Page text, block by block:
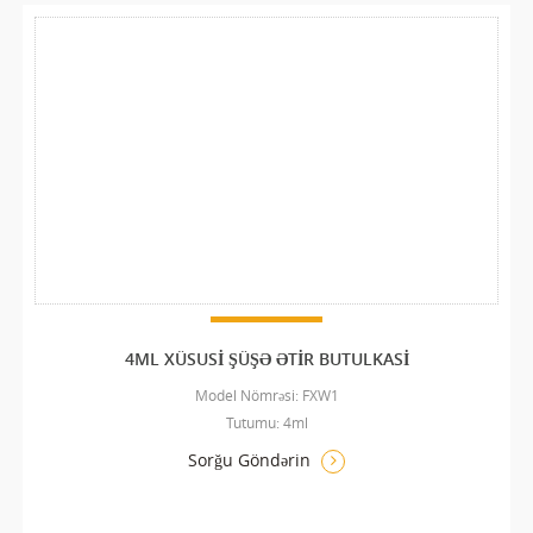
4ML XÜSUSI ŞÜŞƏ ƏTIR BUTULKASI
Model Nömrəsi: FXW1
Tutumu: 4ml
Sorğu Göndərin